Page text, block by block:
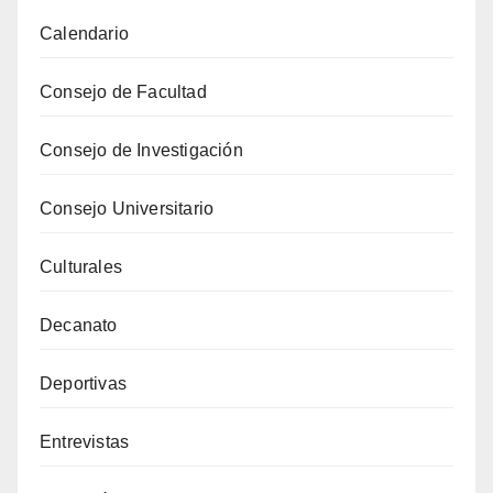
Calendario
Consejo de Facultad
Consejo de Investigación
Consejo Universitario
Culturales
Decanato
Deportivas
Entrevistas